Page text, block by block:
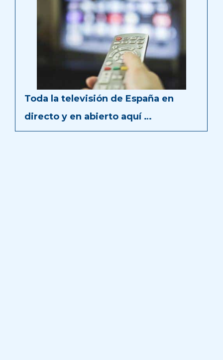
Toda la televisión de España en
directo y en abierto aquí …